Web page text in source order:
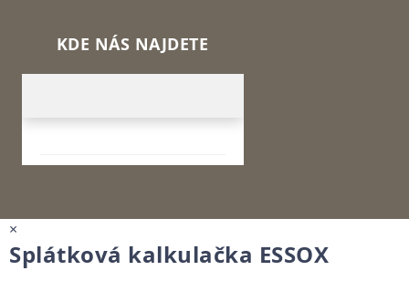
KDE NÁS NAJDETE
×
Splátková kalkulačka ESSOX